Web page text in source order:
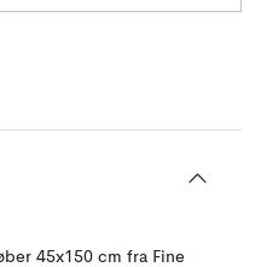
45x150 cm fra Fine